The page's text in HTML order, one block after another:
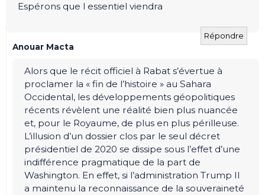
Espérons que l essentiel viendra
Répondre
Anouar Macta
Alors que le récit officiel à Rabat s’évertue à
proclamer la « fin de l’histoire » au Sahara
Occidental, les développements géopolitiques
récents révèlent une réalité bien plus nuancée
et, pour le Royaume, de plus en plus périlleuse.
L’illusion d’un dossier clos par le seul décret
présidentiel de 2020 se dissipe sous l’effet d’une
indifférence pragmatique de la part de
Washington. En effet, si l’administration Trump II
a maintenu la reconnaissance de la souveraineté